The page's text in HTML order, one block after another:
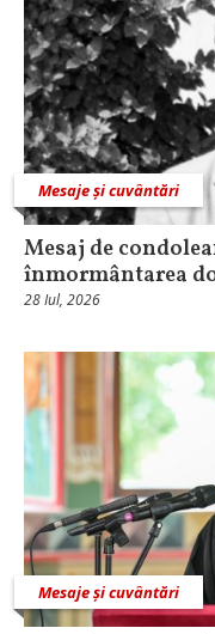
Mesaje și cuvântări
Mesaj de
înmormântarea
28 Iul, 2026
Mesaje și cuvântări